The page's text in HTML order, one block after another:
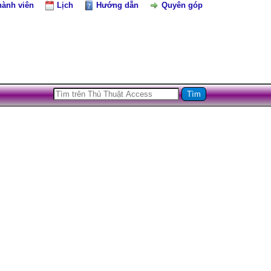
viên Lịch Hướng dẫn Quyên góp